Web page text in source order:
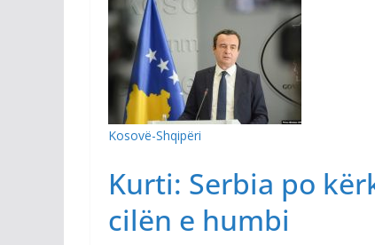
Kosovë-Shqipëri
Kurti: Serbia po
cilën e humbi